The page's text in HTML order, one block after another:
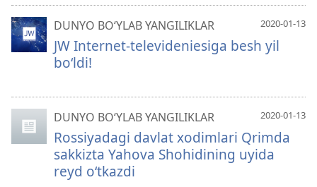
2020-01-13
DUNYO BO‘YLAB YANGILIKLAR
JW Internet-televideniesiga besh yil
bo‘ldi!
2020-01-13
DUNYO BO‘YLAB YANGILIKLAR
Rossiyadagi davlat xodimlari Qrimda
sakkizta Yahova Shohidining uyida
reyd o‘tkazdi